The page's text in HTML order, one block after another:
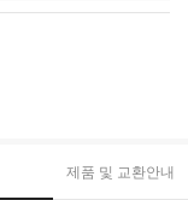
제품 및 교환안내